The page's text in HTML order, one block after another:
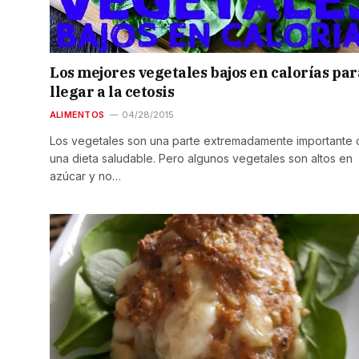
Los mejores vegetales bajos en calorías
llegar a la cetosis
ALIMENTOS 04/28/2015
Los vegetales son una parte extremadamente importante
una dieta saludable. Pero algunos vegetales son altos en
azúcar y no…